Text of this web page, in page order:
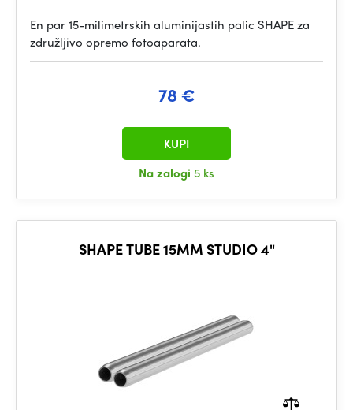
En par 15-milimetrskih aluminijastih palic SHAPE za
združljivo opremo fotoaparata.
78 €
Na zalogi 5 ks
KUPI
SHAPE TUBE 15MM STUDIO 4"